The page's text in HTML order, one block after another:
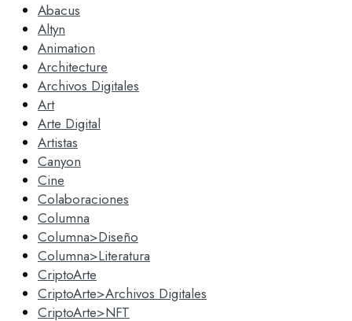
Abacus
Altyn
Animation
Architecture
Archivos Digitales
Art
Arte Digital
Artistas
Canyon
Cine
Colaboraciones
Columna
Columna>Diseño
Columna>Literatura
CriptoArte
CriptoArte>Archivos Digitales
CriptoArte>NFT